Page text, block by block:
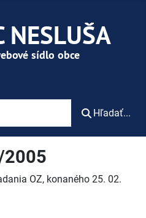
Hľadať...
2005
OZ, konaného 25. 02.